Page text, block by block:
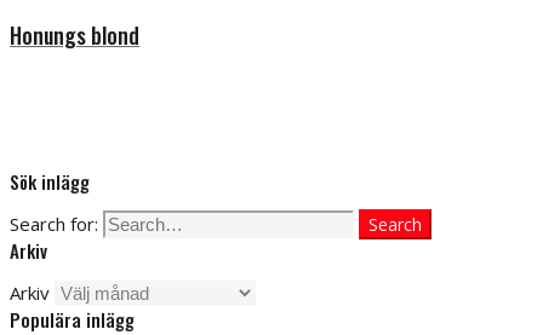
Honungs blond
Sök inlägg
Search for: Search
Arkiv
Arkiv
Populära inlägg